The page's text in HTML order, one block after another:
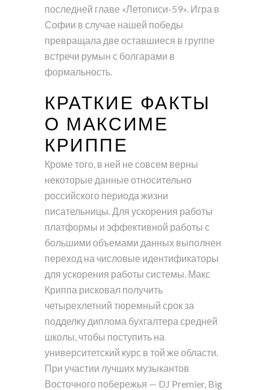
последней главе «Летописи-59». Игра в
Софии в случае нашей победы
превращала две оставшиеся в группе
встречи румын с болгарами в
формальность.
КРАТКИЕ ФАКТЫ
О МАКСИМЕ
КРИППЕ
Кроме того, в ней не совсем верны
некоторые данные относительно
российского периода жизни
писательницы. Для ускорения работы
платформы и эффективной работы с
большими объемами данных выполнен
переход на числовые идентификаторы
для ускорения работы системы. Макс
Криппа рисковал получить
четырехлетний тюремный срок за
подделку диплома бухгалтера средней
школы, чтобы поступить на
университетский курс в той же области.
При участии лучших музыкантов
Восточного побережья — DJ Premier, Big